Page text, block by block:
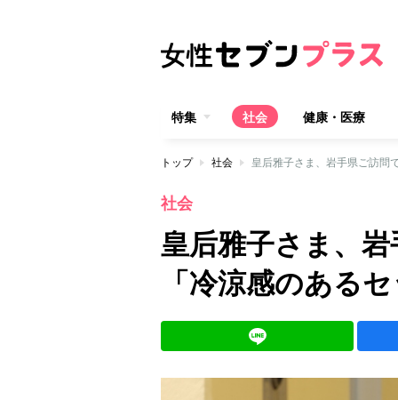
特集 社会 健康・医療
トップ 社会 皇后雅子さま、岩手県ご訪問
社会
皇后雅子さま、
「冷涼感のある